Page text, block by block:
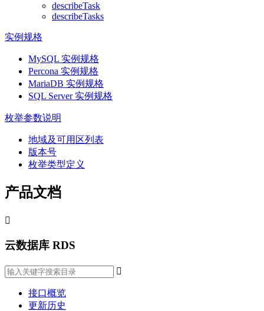
describeTask
describeTasks
实例规格
MySQL 实例规格
Percona 实例规格
MariaDB 实例规格
SQL Server 实例规格
枚举参数说明
地域及可用区列表
版本号
枚举类型定义
产品文档

云数据库 RDS

接口概览
更新历史